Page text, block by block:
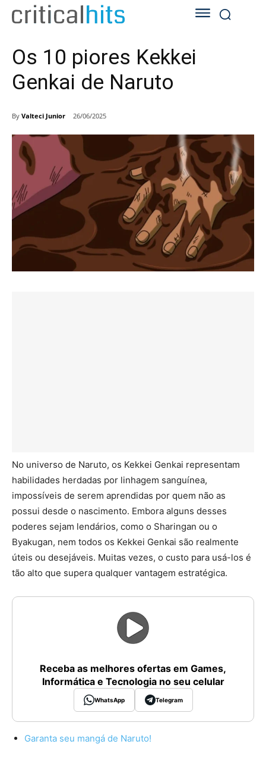
Os 10 piores Kekkei
Genkai de Naruto
By Valteci Junior 26/06/2025
No universo de Naruto, os Kekkei Genkai representam
habilidades herdadas por linhagem sanguínea,
impossíveis de serem aprendidas por quem não as
possui desde o nascimento. Embora alguns desses
poderes sejam lendários, como o Sharingan ou o
Byakugan, nem todos os Kekkei Genkai são realmente
úteis ou desejáveis. Muitas vezes, o custo para usá-los é
tão alto que supera qualquer vantagem estratégica.
Receba as melhores ofertas em Games,
Informática e Tecnologia no seu celular
WhatsApp Telegram
Garanta seu mangá de Naruto!